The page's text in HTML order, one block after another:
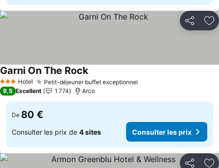
Partager
3 ÉtoilesHotel Petit-déjeuner buffet exceptionnel
Garni On The RockConsulter les prix
9,5 Excellent 1 774 Arco
De 80 €
Consulter les prix de 4 sites Consulter les prix